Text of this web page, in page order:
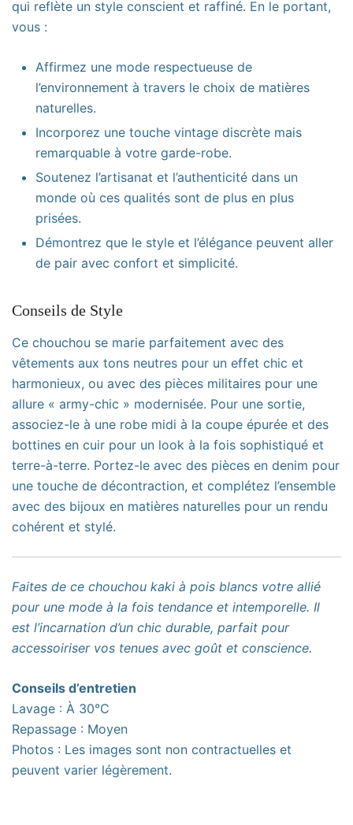
qui reflète un style conscient et raffiné. En le portant,
vous :
Affirmez une mode respectueuse de
l’environnement à travers le choix de matières
naturelles.
Incorporez une touche vintage discrète mais
remarquable à votre garde-robe.
Soutenez l’artisanat et l’authenticité dans un
monde où ces qualités sont de plus en plus
prisées.
Démontrez que le style et l’élégance peuvent aller
de pair avec confort et simplicité.
Conseils de Style
Ce chouchou se marie parfaitement avec des
vêtements aux tons neutres pour un effet chic et
harmonieux, ou avec des pièces militaires pour une
allure « army-chic » modernisée. Pour une sortie,
associez-le à une robe midi à la coupe épurée et des
bottines en cuir pour un look à la fois sophistiqué et
terre-à-terre. Portez-le avec des pièces en denim pour
une touche de décontraction, et complétez l’ensemble
avec des bijoux en matières naturelles pour un rendu
cohérent et stylé.
Faites de ce chouchou kaki à pois blancs votre allié
pour une mode à la fois tendance et intemporelle. Il
est l’incarnation d’un chic durable, parfait pour
accessoiriser vos tenues avec goût et conscience.
Conseils d’entretien
Lavage : À 30°C
Repassage : Moyen
Photos : Les images sont non contractuelles et
peuvent varier légèrement.